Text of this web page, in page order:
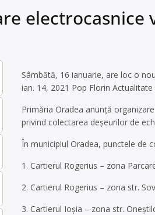
electrocasnice
Sâmbătă, 16 ianuarie, are loc o
ian. 14, 2021 Pop Florin Actualitate
Primăria Oradea anunţă
privind colectarea deşeurilor de
În municipiul Oradea, punctele de
1. Cartierul Rogerius – zona
2. Cartierul Rogerius – zona str.
3. Cartierul Ioşia – zona str.